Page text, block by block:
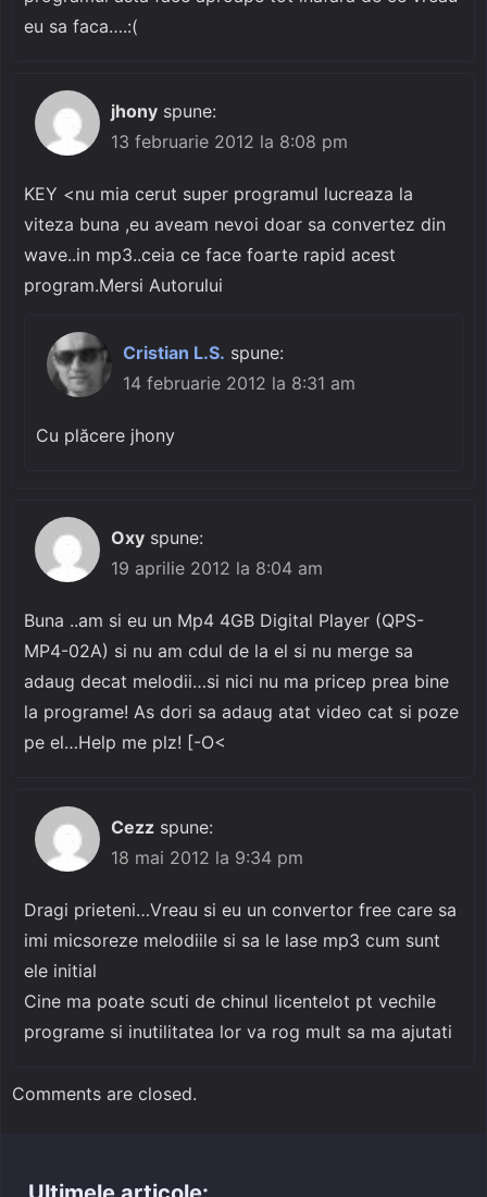
eu sa faca….:(
jhony spune:
13 februarie 2012 la 8:08 pm
KEY <nu mia cerut super programul lucreaza la
viteza buna ,eu aveam nevoi doar sa convertez din
wave..in mp3..ceia ce face foarte rapid acest
program.Mersi Autorului
Cristian L.S. spune:
14 februarie 2012 la 8:31 am
Cu plăcere jhony
Oxy spune:
19 aprilie 2012 la 8:04 am
Buna ..am si eu un Mp4 4GB Digital Player (QPS-
MP4-02A) si nu am cdul de la el si nu merge sa
adaug decat melodii…si nici nu ma pricep prea bine
la programe! As dori sa adaug atat video cat si poze
pe el…Help me plz! [-O<
Cezz spune:
18 mai 2012 la 9:34 pm
Dragi prieteni…Vreau si eu un convertor free care sa
imi micsoreze melodiile si sa le lase mp3 cum sunt
ele initial
Cine ma poate scuti de chinul licentelot pt vechile
programe si inutilitatea lor va rog mult sa ma ajutati
Comments are closed.